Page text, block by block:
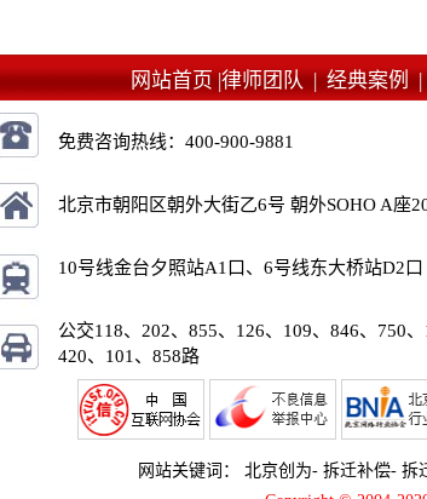
网站首页 |律师团队 |经典案例
免费咨询热线：400-900-9881
北京市朝阳区朝外大街乙6号 朝外SOHO A座
10号线金台夕照站A1口、6号线东大桥站D2口
公交118、202、855、126、109、846、750、
420、101、858路
网站关键词： 北京创为- 拆迁补偿- 拆